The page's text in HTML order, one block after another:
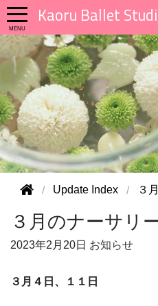
Kaoru Ballet
Update Index ３
３月のナーサリ
2023年2月20日 お知らせ
３月４日、１１日